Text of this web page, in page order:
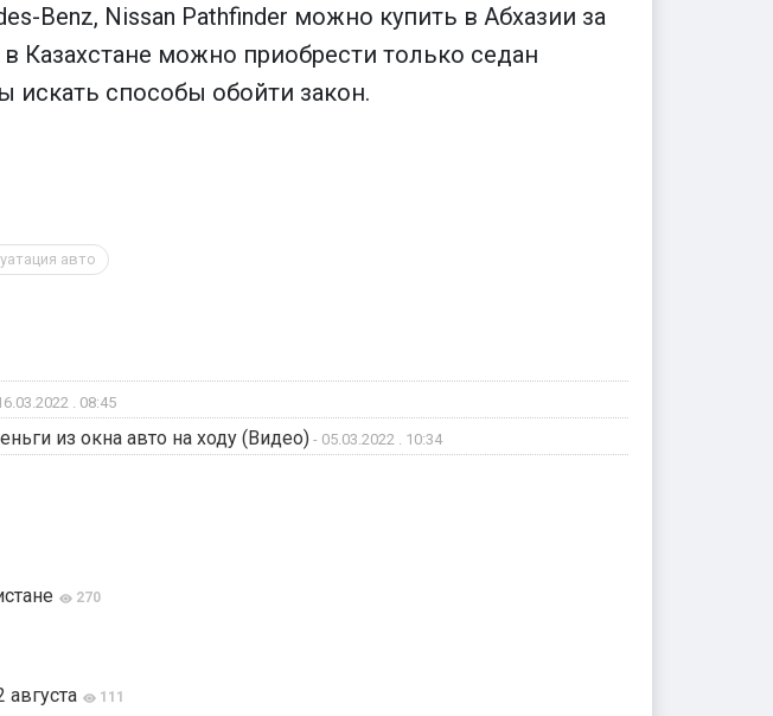
Benz, Nissan Pathfinder можно купить в Абхазии за
Казахстане можно приобрести только седан
способы обойти закон.
авто
. 08:45
из окна авто на ходу (Видео) - 05.03.2022 . 10:34
270
111